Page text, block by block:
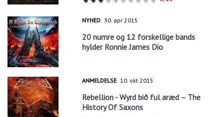
NYHED 30. apr 2015
20 numre og 12 forskellige bands
hylder Ronnie James Dio
ANMELDELSE 10. okt 2015
Rebellion - Wyrd bið ful aræd – The
History Of Saxons